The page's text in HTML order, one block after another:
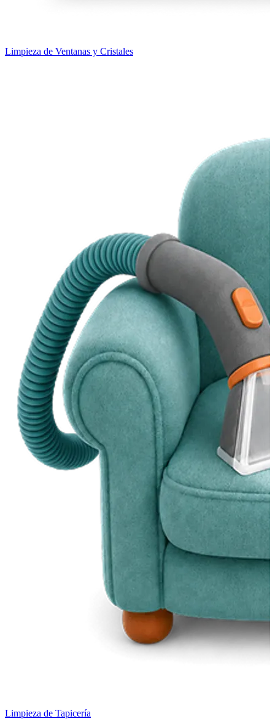
Limpieza de Ventanas y Cristales
Limpieza de Tapicería